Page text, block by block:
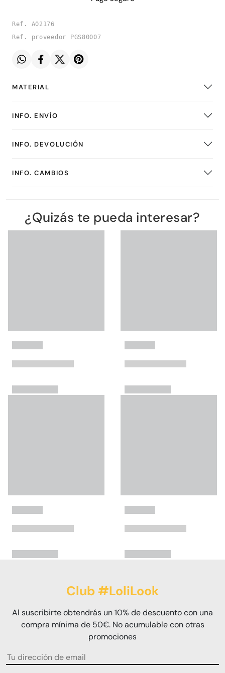
Ref. A02176
Ref. proveedor PGS80007
MATERIAL
INFO. ENVÍO
INFO. DEVOLUCIÓN
INFO. CAMBIOS
¿Quizás te pueda interesar?
Club #LoliLook
Al suscribirte obtendrás un 10% de descuento con una
compra mínima de 50€. No acumulable con otras
promociones